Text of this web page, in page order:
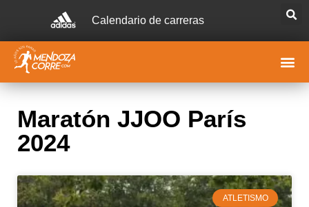
Calendario de carreras
Maratón JJOO París
2024
ATLETISMO